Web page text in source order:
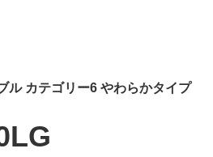
ル カテゴリー6 やわらかタイプ